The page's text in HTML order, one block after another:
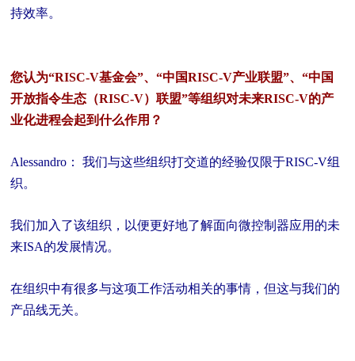
持效率。
您认为“RISC-V基金会”、“中国RISC-V产业联盟”、“中国
开放指令生态（RISC-V）联盟”等组织对未来RISC-V的产
业化进程会起到什么作用？
Alessandro： 我们与这些组织打交道的经验仅限于RISC-V组
织。
我们加入了该组织，以便更好地了解面向微控制器应用的未
来ISA的发展情况。
在组织中有很多与这项工作活动相关的事情，但这与我们的
产品线无关。